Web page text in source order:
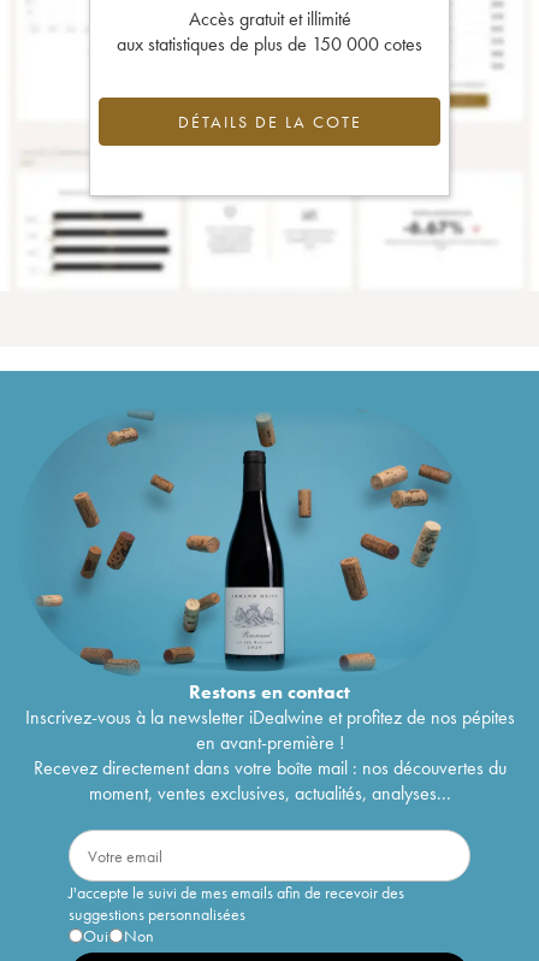
Accès gratuit et illimité
aux statistiques de plus de 150 000 cotes
DÉTAILS DE LA COTE
Restons encontact
Inscrivez-vous à la newsletter iDealwine et profitez de nos pépites
en avant-première !
Recevez directement dans votre boîte mail : nos découvertes du
moment, ventes exclusives, actualités, analyses...
J'accepte le suivi de mes emails afin de recevoir des
suggestions personnalisées
Oui
Non